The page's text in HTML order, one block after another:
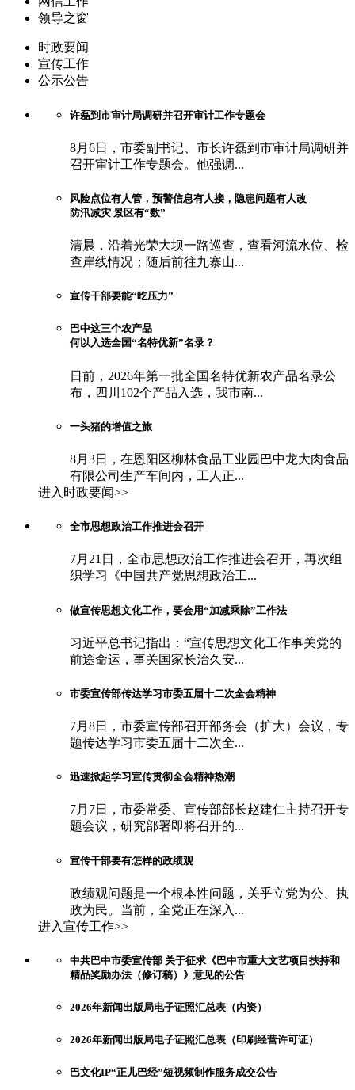
领导之窗
时政要闻
宣传工作
公示公告
许磊到市审计局调研并召开审计工作专题会
8月6日，市委副书记、市长许磊到市审计局调研并
召开审计工作专题会。他强调...
风险点位有人管，预警信息有人接，隐患问题有人改
防汛减灾 景区有“数”
清晨，沿着光荣大坝一路巡查，查看河流水位、检
查岸线情况；随后前往九寨山...
宣传干部要能“吃压力”
巴中这三个农产品
何以入选全国“名特优新”名录？
日前，2026年第一批全国名特优新农产品名录公
布，四川102个产品入选，我市南...
一头猪的增值之旅
8月3日，在恩阳区柳林食品工业园巴中龙大肉食品
有限公司生产车间内，工人正...
进入时政要闻>>
全市思想政治工作推进会召开
7月21日，全市思想政治工作推进会召开，再次组
织学习《中国共产党思想政治工...
做宣传思想文化工作，要会用“加减乘除”工作法
习近平总书记指出：“宣传思想文化工作事关党的
前途命运，事关国家长治久安...
市委宣传部传达学习市委五届十二次全会精神
7月8日，市委宣传部召开部务会（扩大）会议，专
题传达学习市委五届十二次全...
迅速掀起学习宣传贯彻全会精神热潮
7月7日，市委常委、宣传部部长赵建仁主持召开专
题会议，研究部署即将召开的...
宣传干部要有怎样的政绩观
政绩观问题是一个根本性问题，关乎立党为公、执
政为民。当前，全党正在深入...
进入宣传工作>>
中共巴中市委宣传部 关于征求《巴中市重大文艺项目扶持和
精品奖励办法（修订稿）》意见的公告
2026年新闻出版局电子证照汇总表（内资）
2026年新闻出版局电子证照汇总表（印刷经营许可证）
巴文化IP“正儿巴经”短视频制作服务成交公告